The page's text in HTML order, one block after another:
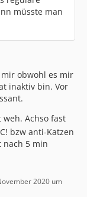
müsste man
obwohl es mir
inaktiv bin. Vor
Achso fast
bzw anti-Katzen
nach 5 min
2020 um